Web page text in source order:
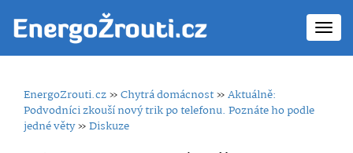
EnergoZrouti.cz»Chytrá domácnost»Aktuálně:
Podvodníci zkouší nový trik po telefonu. Poznáte ho podle
jedné věty»Diskuze